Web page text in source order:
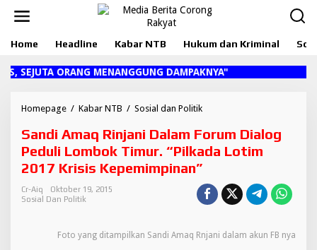
Home Headline Kabar NTB Hukum dan Kriminal
SEJUTA ORANG MENANGGUNG DAMPAKNYA"
Homepage / Kabar NTB / Sosial dan Politik
n
d
i
m
a
i
Sandi Amaq Rinjani Dalam Forum Dialog
Peduli Lombok Timur. “Pilkada Lotim
2017 Krisis Kepemimpinan”
Cr-Aiq
Oktober 19, 2015
Sosial Dan Politik
Foto yang ditampilkan Sandi Amaq Rnjani dalam akun FB nya